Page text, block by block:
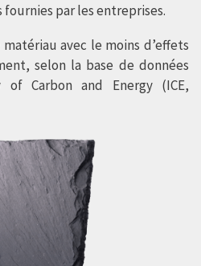
fournies par les entreprises.
avec le moins d’effets
selon la base de données
of Carbon and Energy (ICE,